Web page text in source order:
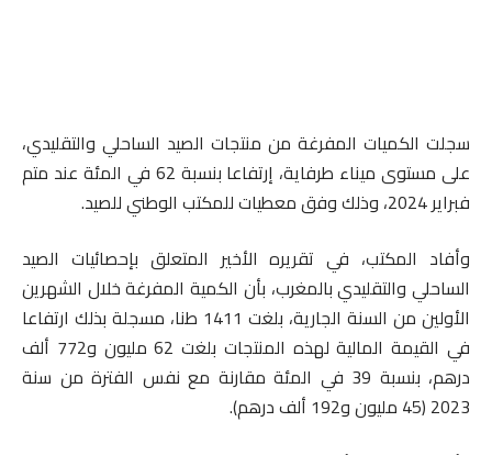
سجلت الكميات المفرغة من منتجات الصيد الساحلي والتقليدي،
على مستوى ميناء طرفاية، إرتفاعا بنسبة 62 في المئة عند متم
فبراير 2024، وذلك وفق معطيات للمكتب الوطني للصيد.
وأفاد المكتب، في تقريره الأخير المتعلق بإحصائيات الصيد
الساحلي والتقليدي بالمغرب، بأن الكمية المفرغة خلال الشهرين
الأولين من السنة الجارية، بلغت 1411 طنا، مسجلة بذلك ارتفاعا
في القيمة المالية لهذه المنتجات بلغت 62 مليون و772 ألف
درهم، بنسبة 39 في المئة مقارنة مع نفس الفترة من سنة
2023 (45 مليون و192 ألف درهم).